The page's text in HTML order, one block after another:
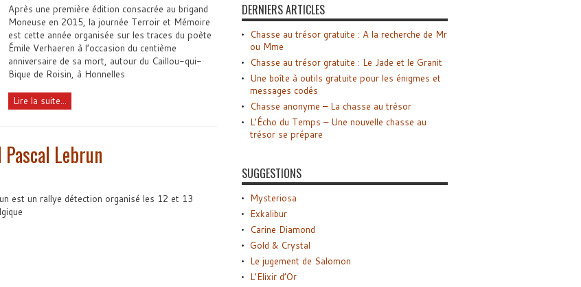
Après une première édition consacrée au brigand
Moneuse en 2015, la journée Terroir et Mémoire
est cette année organisée sur les traces du poète
Émile Verhaeren à l’occasion du centième
anniversaire de sa mort, autour du Caillou-qui-
Bique de Roisin, à Honnelles
Lire la suite...
Lebrun
est un rallye détection organisé les 12 et 13
DERNIERS ARTICLES
Chasse au trésor gratuite : A la recherche de Mr
ou Mme
Chasse au trésor gratuite : Le Jade et le Granit
Une boîte à outils gratuite pour les énigmes et
messages codés
Chasse anonyme – La chasse au trésor
L’Écho du Temps – Une nouvelle chasse au
trésor se prépare
SUGGESTIONS
Mysteriosa
Exkalibur
Carine Diamond
Gold & Crystal
Le jugement de Salomon
L’Elixir d’Or